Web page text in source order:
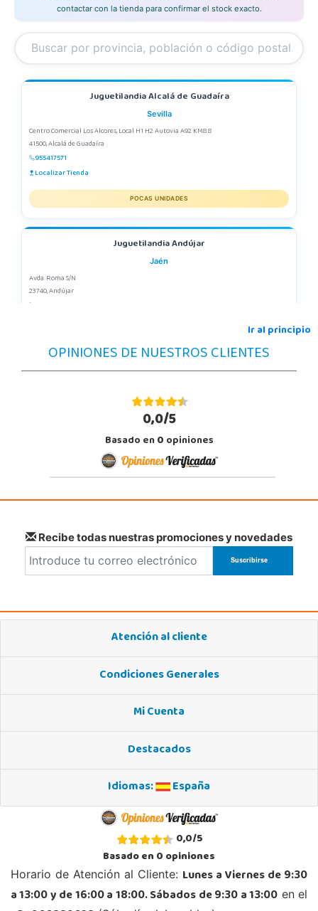
contactar con la tienda para confirmar el stock exacto.
Juguetilandia Alcalá de Guadaíra
Sevilla
Centro Comercial Los Alcores, Local H1 H2 Autovia A92 KM8.8
41500, Alcalá de Guadaíra
955417571
Localizar Tienda
POCAS UNIDADES
Juguetilandia Andújar
Jaén
Avda. Roma S/N
23740, Andújar
Juguetilandia Armilla
Granada
Carretera Armilla 29, Urb. Porcegram, 2
Juguetilandia Barakaldo
Vizcaya
Centro comercial Max Center Barrio, Kareaga K., s/n Planta 1 Local LC3
Localizar Tienda
STOCK DISPONIBLE
03820, Cocentaina
STOCK DISPONIBLE
Juguetilandia Córdoba
C/ INGENIERO JUAN DE LA CIERVA 1 Polígono Industrial La Torrecilla
14013, Córdoba
957299329
Ir al principio
OPINIONES DE NUESTROS CLIENTES
0,0/5
Basado en0opiniones
Recibe todas nuestras promociones y novedades
Atención al cliente
Condiciones Generales
Mi Cuenta
Destacados
Idiomas:
España
0,0/5
Basado en0opiniones
Horario de Atención al Cliente: Lunes a Viernes de 9:30
a 13:00 y de 16:00 a 18:00. Sábados de 9:30 a 13:00 en el